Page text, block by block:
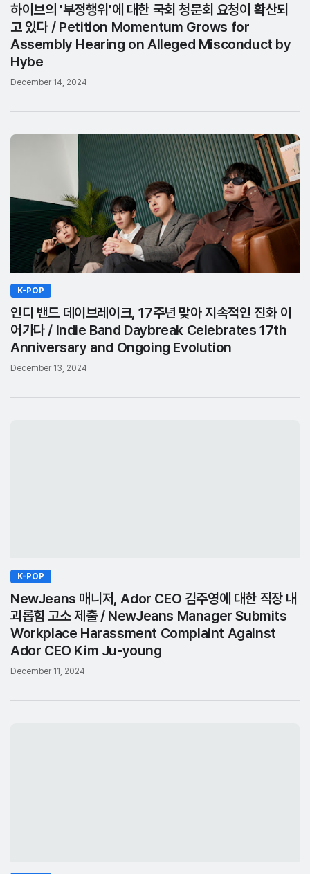
하이브의 '부정행위'에 대한 국회 청문회 요청이 확산되
고 있다 / Petition Momentum Grows for
Assembly Hearing on Alleged Misconduct by
Hybe
December 14, 2024
K-POP
인디 밴드 데이브레이크, 17주년 맞아 지속적인 진화 이
어가다 / Indie Band Daybreak Celebrates 17th
Anniversary and Ongoing Evolution
December 13, 2024
K-POP
NewJeans 매니저, Ador CEO 김주영에 대한 직장 내
괴롭힘 고소 제출 / NewJeans Manager Submits
Workplace Harassment Complaint Against
Ador CEO Kim Ju-young
December 11, 2024